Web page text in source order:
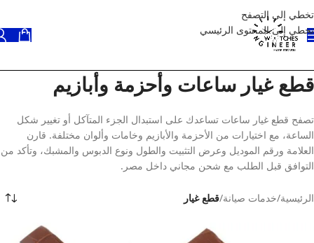
تخطي إلى التصفح
تخطي إلى المحتوى الرئيسي
قطع غيار ساعات وأحزمة وأبازيم
تصفح قطع غيار ساعات تساعدك على استبدال الجزء المتآكل أو تغيير شكل
الساعة، مع اختيارات من الأحزمة والأبازيم وخامات وألوان مختلفة. قارن
العلامة ورقم الموديل وعرض التثبيت والطول ونوع الدبوس والمشبك، وتأكد من
التوافق قبل الطلب مع شحن مجاني داخل مصر.
الرئيسية/خدمات صيانة/قطع غيار